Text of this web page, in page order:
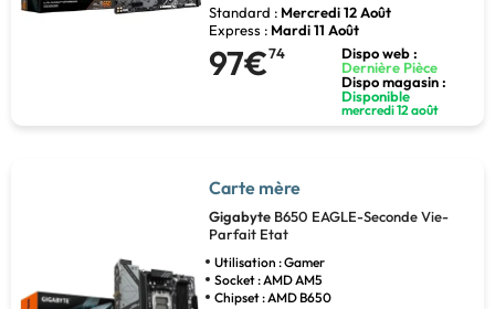
Standard : Mercredi 12 Août
Express : Mardi 11 Août
97€74
Dispo web :
Dernière Pièce
Dispo magasin :
Disponible
mercredi 12 août
Carte mère
Gigabyte B650 EAGLE-Seconde Vie-
Parfait Etat
Utilisation : Gamer
Socket : AMD AM5
Chipset : AMD B650